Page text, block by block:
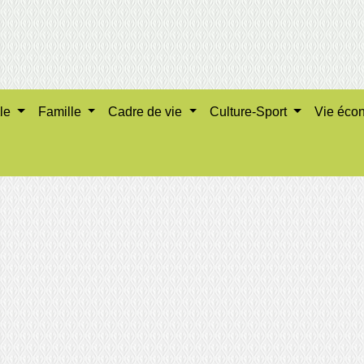
Famille Cadre de vie Culture-Sport Vie